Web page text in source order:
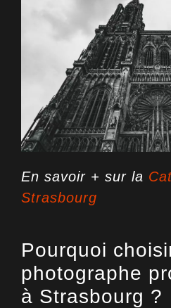
En savoir + sur la
Strasbourg
Pourquoi
photographe
à Strasbourg ?